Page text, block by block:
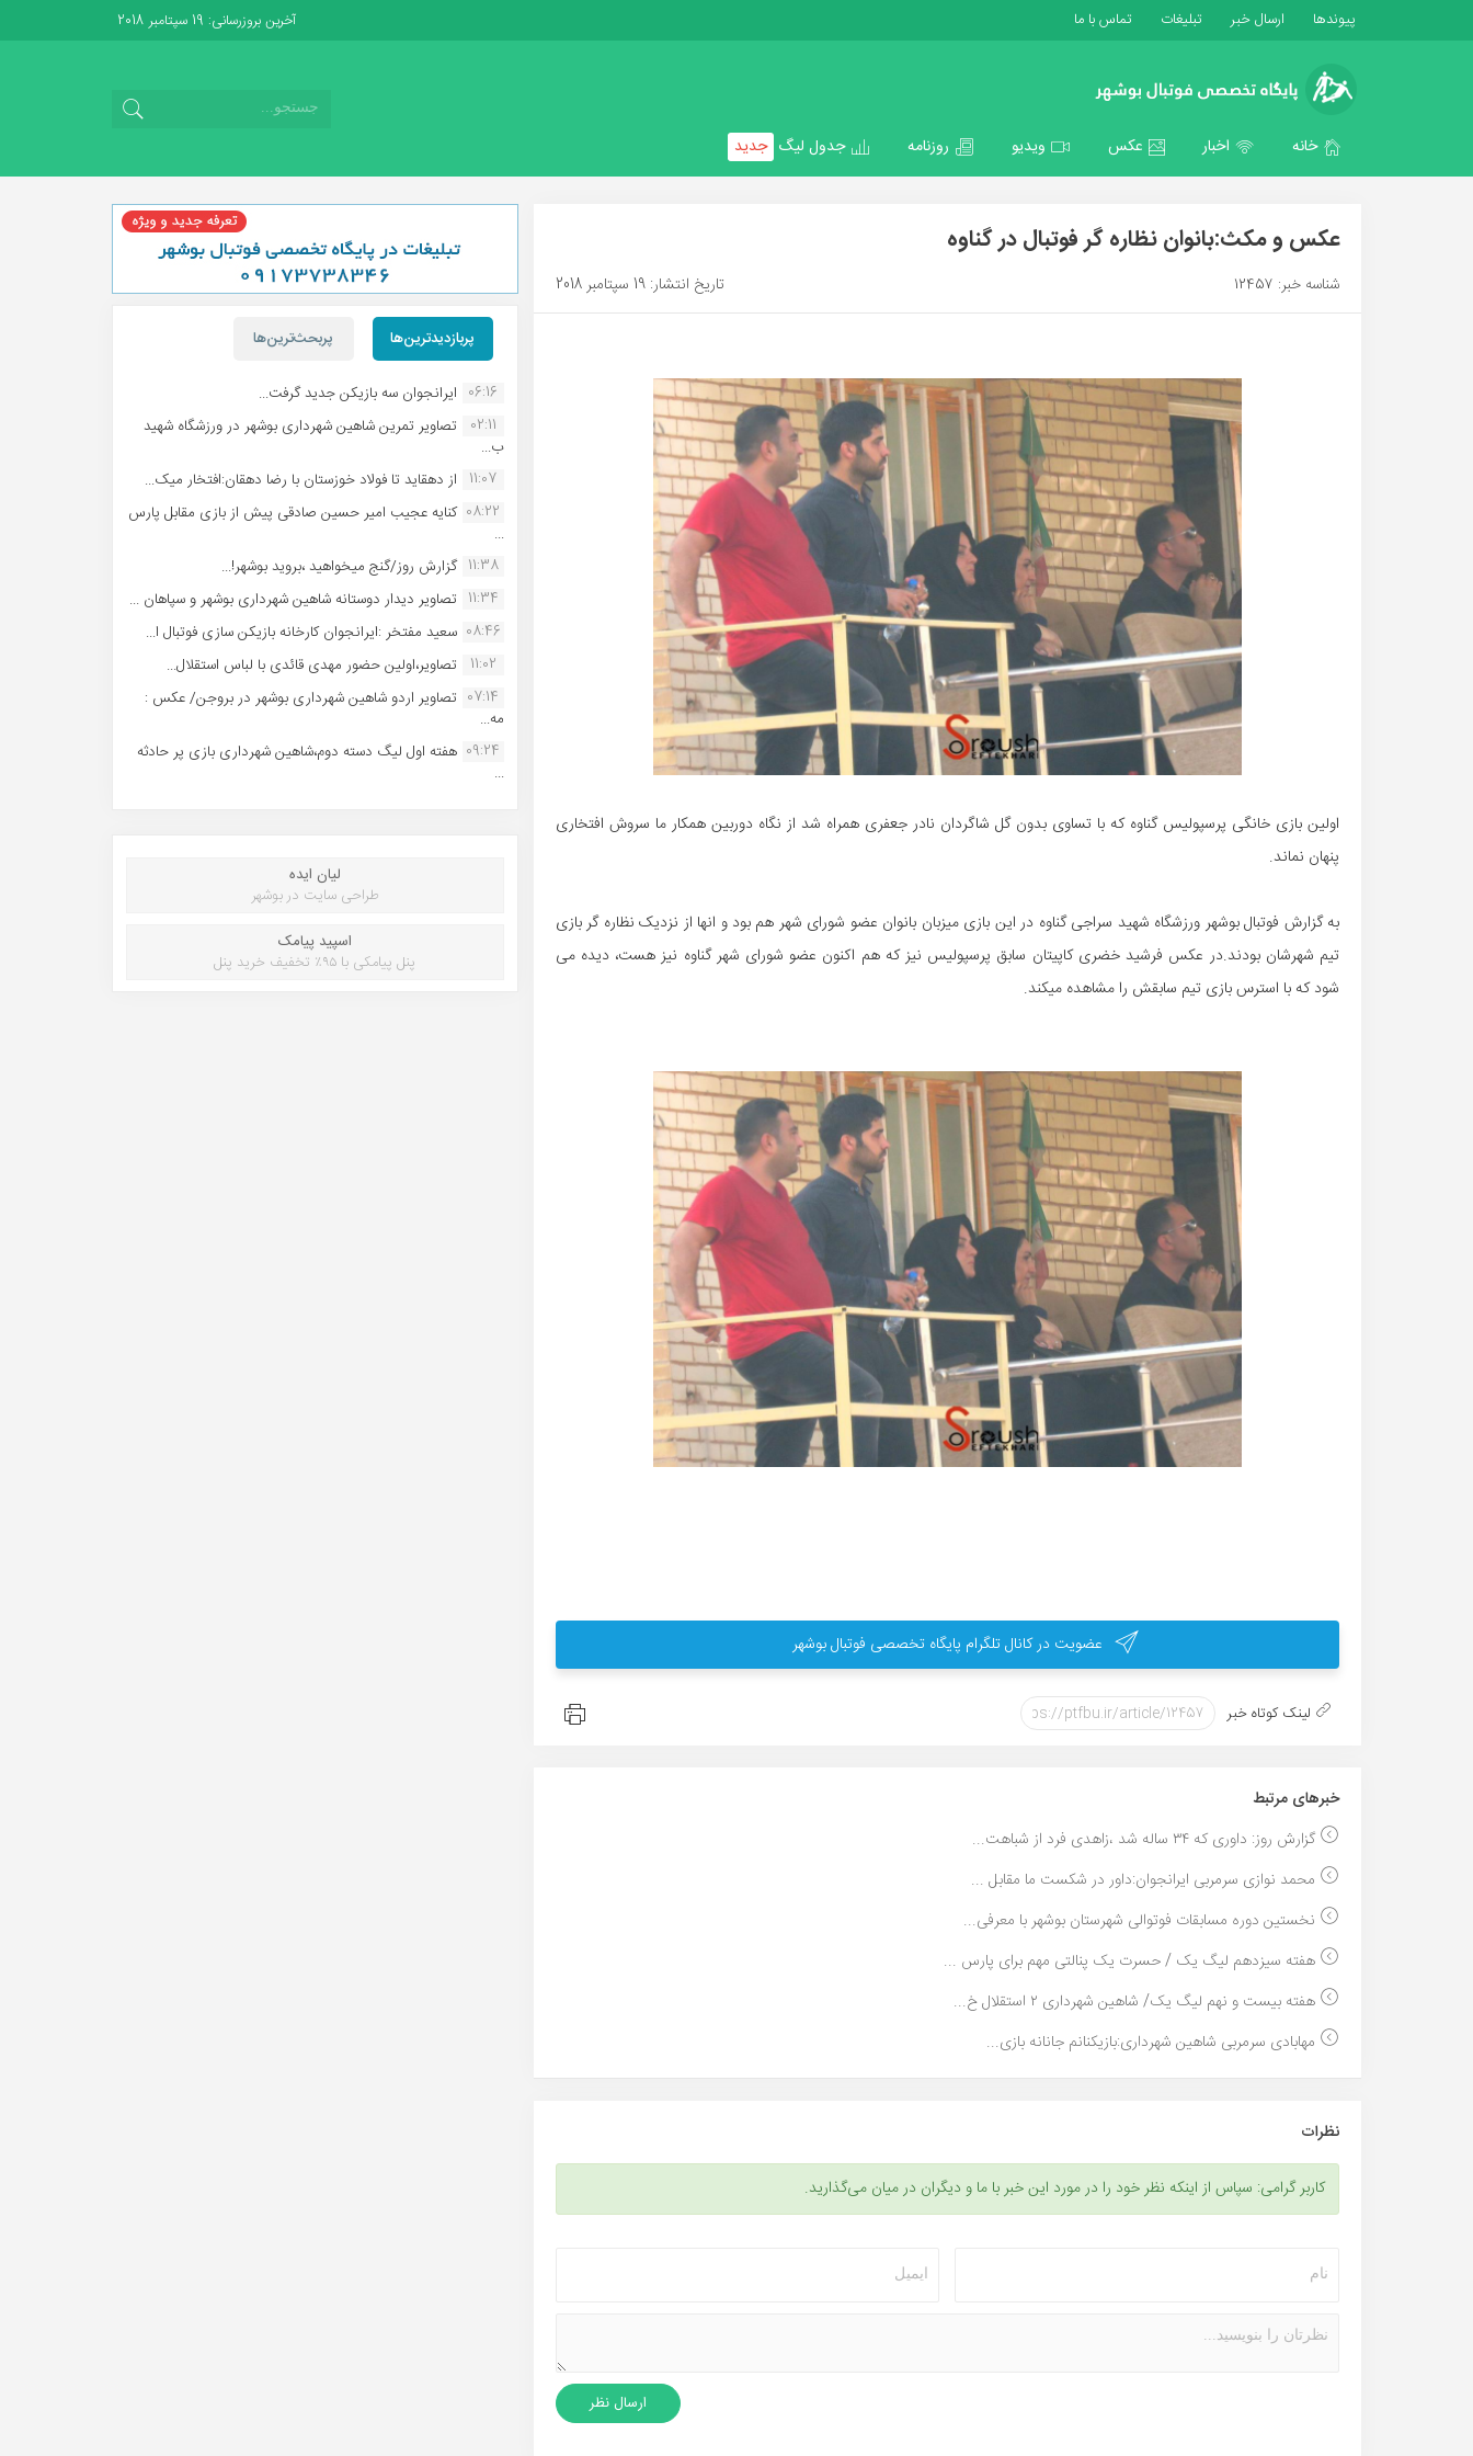
پیوندها ارسال خبر تبلیغات تماس با ما آخرین بروزرسانی: 19 سپتامبر 2018
خانه اخبار عکس ویدیو روزنامه جدول لیگ جدید
عکس و مکث:بانوان نظاره گر فوتبال در گناوه
شناسه خبر: 12457 تاریخ انتشار: 19 سپتامبر 2018
اولین بازی خانگی پرسپولیس گناوه که با تساوی بدون گل شاگردان نادر جعفری همراه شد از نگاه دوربین همکار ما سروش افتخاری
پنهان نماند.
به گزارش فوتبال بوشهر ورزشگاه شهید سراجی گناوه در این بازی میزبان بانوان عضو شورای شهر هم بود و انها از نزدیک نظاره گر بازی
تیم شهرشان بودند.در عکس فرشید خضری کاپیتان سابق پرسپولیس نیز که هم اکنون عضو شورای شهر گناوه نیز هست، دیده می
شود که با استرس بازی تیم سابقش را مشاهده میکند.
عضویت در کانال تلگرام پایگاه تخصصی فوتبال بوشهر
لینک کوتاه خبر
خبر‌های مرتبط
گزارش روز: داوری که ۳۴ ساله شد ،زاهدی فرد از شباهت...
محمد نوازی سرمربی ایرانجوان:داور در شکست ما مقابل ...
نخستین دوره مسابقات فوتوالی شهرستان بوشهر با معرفی...
هفته سیزدهم لیگ یک / حسرت یک پنالتی مهم برای پارس ...
هفته بیست و نهم لیگ یک/ شاهین شهرداری ۲ استقلال خ...
مهابادی سرمربی شاهین شهرداری:بازیکنانم جانانه بازی...
نظرات
کاربر گرامی: سپاس از اینکه نظر خود را در مورد این خبر با ما و دیگران در میان می‌گذارید.
پربازدیدترین‌ها پربحث‌ترین‌ها
06:16 ایرانجوان سه بازیکن جدید گرفت...
02:11
تصاویر تمرین شاهین شهردارى بوشهر در ورزشگاه شهید
ب...
11:07 از دهقاید تا فولاد خوزستان با رضا دهقان:افتخار میک...
08:22 کنایه عجیب امیر حسین صادقی پیش از بازی مقابل پارس
...
11:38 گزارش روز/گنج میخواهید ،بروید بوشهر!...
11:34 تصاویر دیدار دوستانه شاهین شهردارى بوشهر و سپاهان ...
08:46 سعید مفتخر :ایرانجوان کارخانه بازیکن سازی فوتبال ا...
11:02
تصاویر،اولین حضور مهدی قائدی با لباس استقلال...
07:14 تصاویر اردو شاهین شهرداری بوشهر در بروجن/ عکس :
مه...
09:24 هفته اول لیگ دسته دوم،شاهین شهرداری بازی پر حادثه
...
لیان ایده
طراحی سایت در بوشهر
اسپید پیامک
پنل پیامکی با ۹۵٪ تخفیف خرید پنل